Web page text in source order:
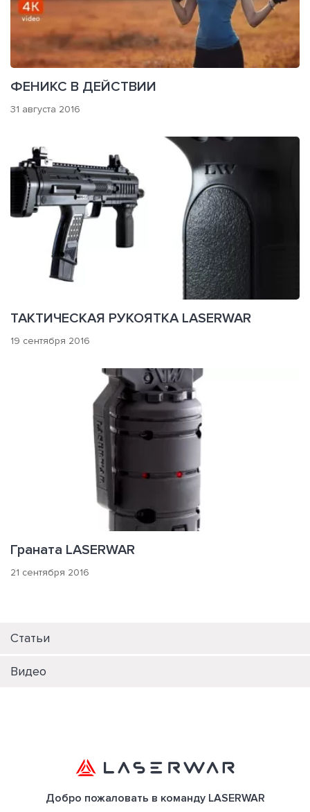
ФЕНИКС В ДЕЙСТВИИ
31 августа 2016
ТАКТИЧЕСКАЯ РУКОЯТКА LASERWAR
19 сентября 2016
Граната LASERWAR
21 сентября 2016
Статьи
Видео
Добро пожаловать в команду LASERWAR